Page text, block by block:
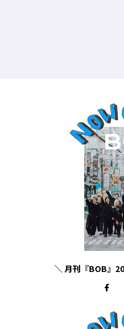
＼ 月刊『BOB』